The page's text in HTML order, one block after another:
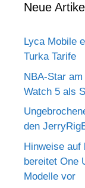
Neue Artikel
Lyca Mobile
Turka Tarife
NBA-Star
Watch 5 als
den
Hinweise auf
bereitet One
Modelle vor